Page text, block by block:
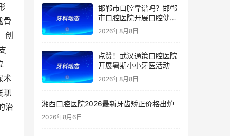
骨
创
术
现
治
邯郸市口腔靠谱吗？邯郸
市口腔医院开展口腔健康
宣教公益活动
2026年8月8日
点赞！武汉通策口腔医院
开展暑期小小牙医活动
2026年8月8日
湘西口腔医院2026最新牙齿矫正价格出炉
2026年8月6日